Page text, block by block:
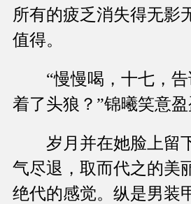
所有的疲乏消失得无影
值得。
“慢慢喝，十七，告
着了头狼？”锦曦笑意盈
岁月并在她脸上留
气尽退，取而代之的美
绝代的感觉。纵是男装